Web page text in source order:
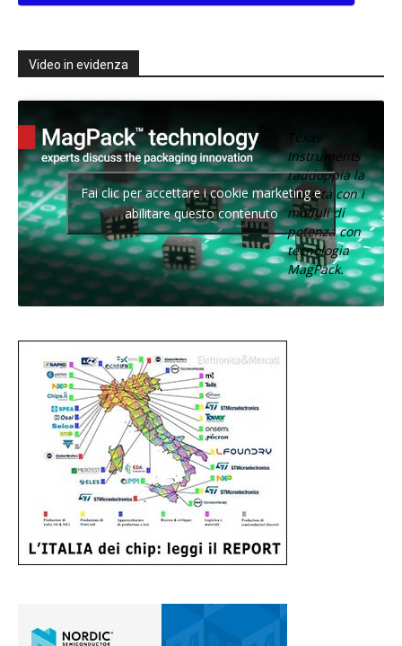
Video in evidenza
Texas
Instruments
raddoppia la
densità con i
moduli di
potenza con
tecnologia
MagPack.
Fai clic per accettare i cookie marketing e
abilitare questo contenuto